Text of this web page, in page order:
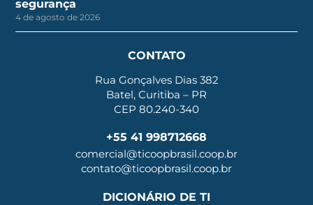
segurança
4 de agosto de 2026
CONTATO
Rua Gonçalves Dias 382
Batel, Curitiba – PR
CEP 80.240-340
+55 41 998712668
comercial@ticoopbrasil.coop.br
contato@ticoopbrasil.coop.br
DICIONÁRIO DE TI